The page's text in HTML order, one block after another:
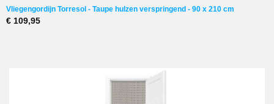
Vliegengordijn Torresol - Taupe hulzen verspringend - 90 x 210 cm
€ 109,95